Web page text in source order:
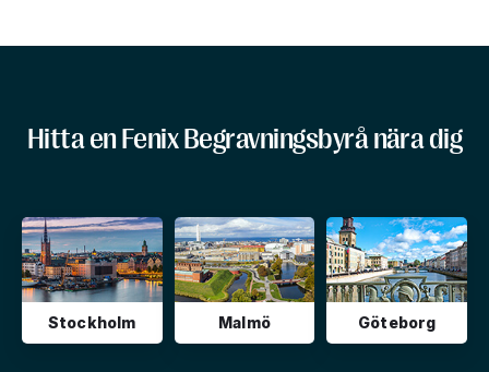
Hitta en Fenix Begravningsbyrå nära dig
Stockholm Malmö Göteborg